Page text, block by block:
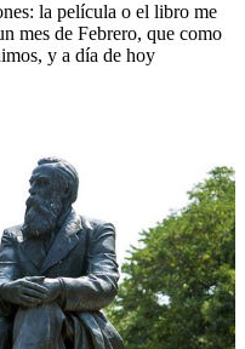
la película o el libro me
mes de Febrero, que como
y a día de hoy